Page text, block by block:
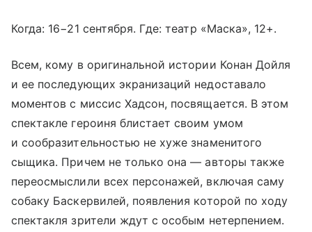
Когда: 16−21 сентября. Где: театр «Маска», 12+.
Всем, кому в оригинальной истории Конан Дойля
и ее последующих экранизаций недоставало
моментов с миссис Хадсон, посвящается. В этом
спектакле героиня блистает своим умом
и сообразительностью не хуже знаменитого
сыщика. Причем не только она — авторы также
переосмыслили всех персонажей, включая саму
собаку Баскервилей, появления которой по ходу
спектакля зрители ждут с особым нетерпением.